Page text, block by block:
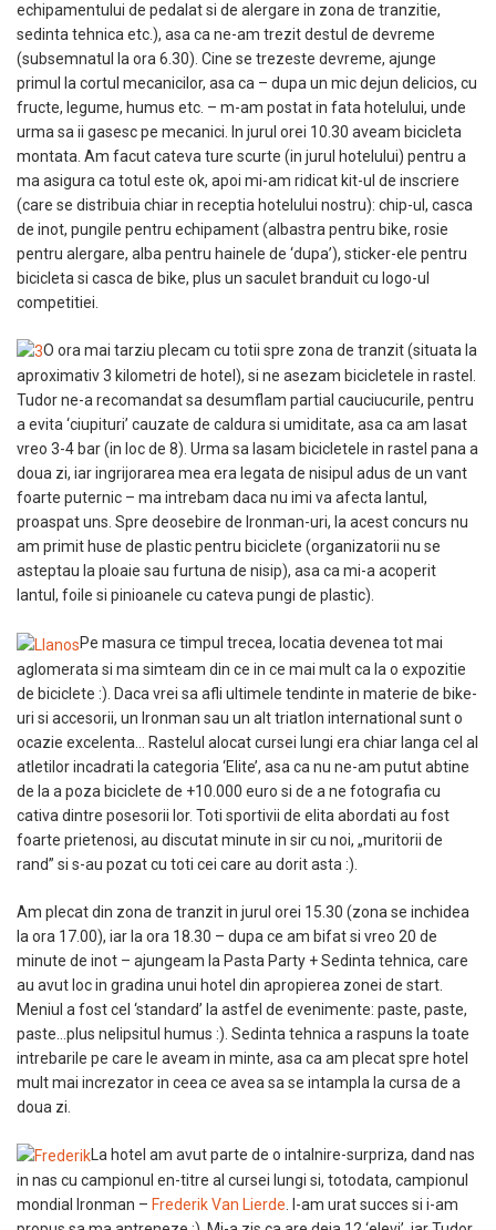
echipamentului de pedalat si de alergare in zona de tranzitie,
sedinta tehnica etc.), asa ca ne-am trezit destul de devreme
(subsemnatul la ora 6.30). Cine se trezeste devreme, ajunge
primul la cortul mecanicilor, asa ca – dupa un mic dejun delicios, cu
fructe, legume, humus etc. – m-am postat in fata hotelului, unde
urma sa ii gasesc pe mecanici. In jurul orei 10.30 aveam bicicleta
montata. Am facut cateva ture scurte (in jurul hotelului) pentru a
ma asigura ca totul este ok, apoi mi-am ridicat kit-ul de inscriere
(care se distribuia chiar in receptia hotelului nostru): chip-ul, casca
de inot, pungile pentru echipament (albastra pentru bike, rosie
pentru alergare, alba pentru hainele de ‘dupa’), sticker-ele pentru
bicicleta si casca de bike, plus un saculet branduit cu logo-ul
competitiei.
O ora mai tarziu plecam cu totii spre zona de tranzit (situata la
aproximativ 3 kilometri de hotel), si ne asezam bicicletele in rastel.
Tudor ne-a recomandat sa desumflam partial cauciucurile, pentru
a evita ‘ciupituri’ cauzate de caldura si umiditate, asa ca am lasat
vreo 3-4 bar (in loc de 8). Urma sa lasam bicicletele in rastel pana a
doua zi, iar ingrijorarea mea era legata de nisipul adus de un vant
foarte puternic – ma intrebam daca nu imi va afecta lantul,
proaspat uns. Spre deosebire de Ironman-uri, la acest concurs nu
am primit huse de plastic pentru biciclete (organizatorii nu se
asteptau la ploaie sau furtuna de nisip), asa ca mi-a acoperit
lantul, foile si pinioanele cu cateva pungi de plastic).
Pe masura ce timpul trecea, locatia devenea tot mai
aglomerata si ma simteam din ce in ce mai mult ca la o expozitie
de biciclete :). Daca vrei sa afli ultimele tendinte in materie de bike-
uri si accesorii, un Ironman sau un alt triatlon international sunt o
ocazie excelenta… Rastelul alocat cursei lungi era chiar langa cel al
atletilor incadrati la categoria ‘Elite’, asa ca nu ne-am putut abtine
de la a poza biciclete de +10.000 euro si de a ne fotografia cu
cativa dintre posesorii lor. Toti sportivii de elita abordati au fost
foarte prietenosi, au discutat minute in sir cu noi, „muritorii de
rand” si s-au pozat cu toti cei care au dorit asta :).
Am plecat din zona de tranzit in jurul orei 15.30 (zona se inchidea
la ora 17.00), iar la ora 18.30 – dupa ce am bifat si vreo 20 de
minute de inot – ajungeam la Pasta Party + Sedinta tehnica, care
au avut loc in gradina unui hotel din apropierea zonei de start.
Meniul a fost cel ‘standard’ la astfel de evenimente: paste, paste,
paste…plus nelipsitul humus :). Sedinta tehnica a raspuns la toate
intrebarile pe care le aveam in minte, asa ca am plecat spre hotel
mult mai increzator in ceea ce avea sa se intampla la cursa de a
doua zi.
La hotel am avut parte de o intalnire-surpriza, dand nas
in nas cu campionul en-titre al cursei lungi si, totodata, campionul
mondial Ironman – Frederik Van Lierde . I-am urat succes si i-am